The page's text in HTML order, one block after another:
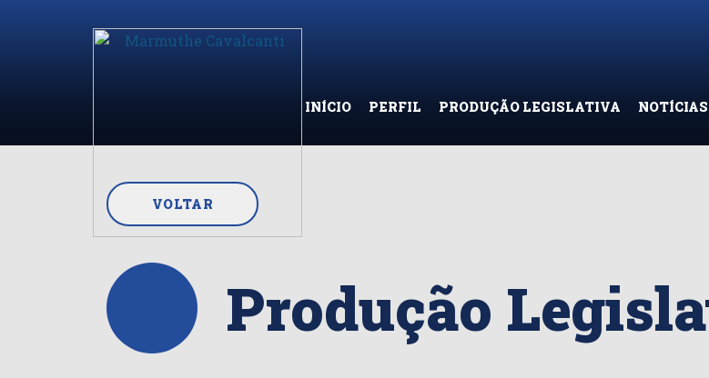
INÍCIO PERFIL PRODUÇÃO LEGISLATIVA NOTÍCIAS
VOLTAR
Produção